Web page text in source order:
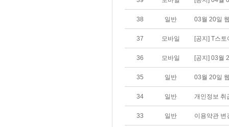
38 일반 03월 20일
37 모바일 [공지] T스
36 모바일 [공지] 03월
35 일반 03월 20일
34 일반 개인정보 취
33 일반 이용약관 변